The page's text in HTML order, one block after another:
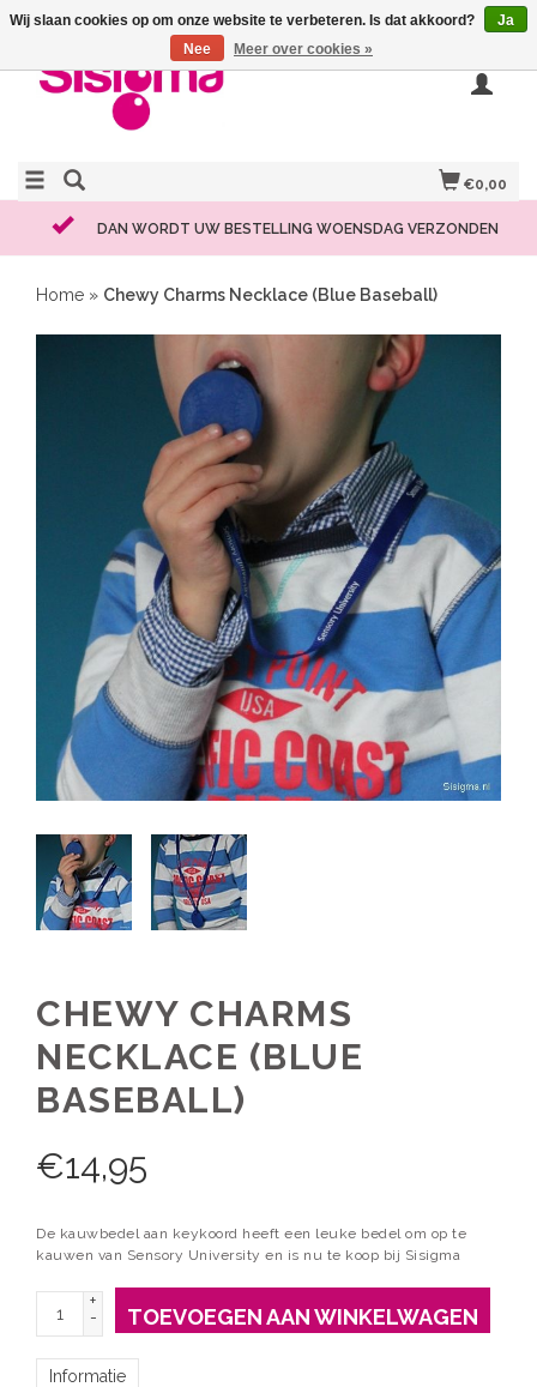
€0,00
DAN WORDT UW BESTELLING WOENSDAG VERZONDEN
Home » Chewy Charms Necklace (Blue Baseball)
CHEWY CHARMS
NECKLACE (BLUE
BASEBALL)
€14,95
De kauwbedel aan keykoord heeft een leuke bedel om op te
kauwen van Sensory University en is nu te koop bij Sisigma
+
-
TOEVOEGEN AAN WINKELWAGEN
Informatie
Wij slaan cookies op om onze website te verbeteren. Is dat akkoord?
Ja
Nee
Meer over cookies »